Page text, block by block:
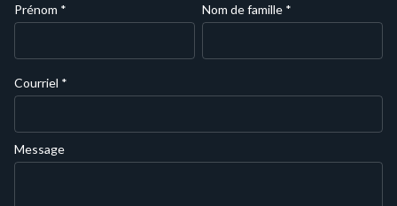
Prénom * Nom de famille *
Courriel *
Message